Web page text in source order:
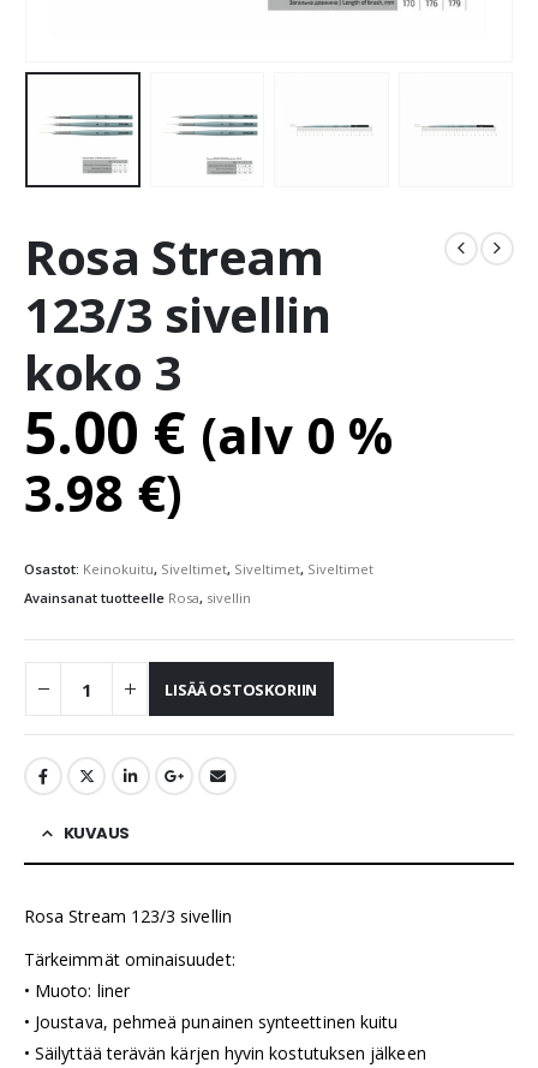
Rosa Stream
123/3 sivellin
koko 3
5.00 € (alv 0 %
3.98 €)
Osastot: Keinokuitu, Siveltimet, Siveltimet, Siveltimet
Avainsanat tuotteelle Rosa, sivellin
LISÄÄ OSTOSKORIIN
KUVAUS
Rosa Stream 123/3 sivellin
Tärkeimmät ominaisuudet:
• Muoto: liner
• Joustava, pehmeä punainen synteettinen kuitu
• Säilyttää terävän kärjen hyvin kostutuksen jälkeen